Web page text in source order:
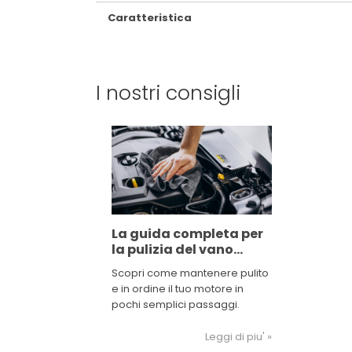
Caratteristica
I nostri consigli
La guida completa per
la pulizia del vano
motore
Scopri come mantenere pulito
e in ordine il tuo motore in
pochi semplici passaggi.
Leggi di piu' »